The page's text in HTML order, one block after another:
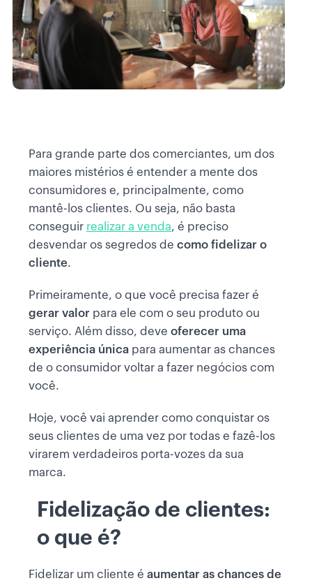
Para grande parte dos comerciantes, um dos
maiores mistérios é entender a mente dos
consumidores e, principalmente, como
mantê-los clientes. Ou seja, não basta
conseguir realizar a venda, é preciso
desvendar os segredos de como fidelizar o
cliente.
Primeiramente, o que você precisa fazer é
gerar valor para ele com o seu produto ou
serviço. Além disso, deve oferecer uma
experiência única para aumentar as chances
de o consumidor voltar a fazer negócios com
você.
Hoje, você vai aprender como conquistar os
seus clientes de uma vez por todas e fazê-los
virarem verdadeiros porta-vozes da sua
marca.
Fidelização de clientes:
o que é?
Fidelizar um cliente é aumentar as chances de